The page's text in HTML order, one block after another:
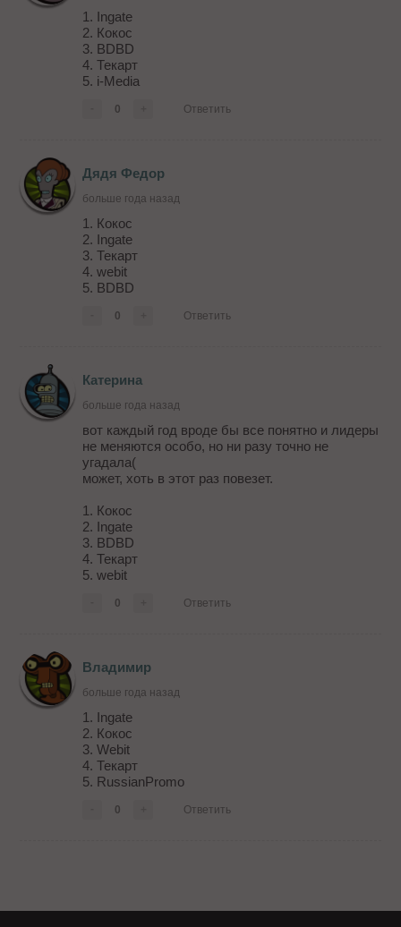
1. Ingate
2. Кокос
3. BDBD
4. Текарт
5. i-Media
0 Ответить
Дядя Федор
больше года назад
1. Кокос
2. Ingate
3. Текарт
4. webit
5. BDBD
0 Ответить
Катерина
больше года назад
вот каждый год вроде бы все понятно и лидеры
не меняются особо, но ни разу точно не
угадала(
может, хоть в этот раз повезет.
1. Кокос
2. Ingate
3. BDBD
4. Текарт
5. webit
0 Ответить
Владимир
больше года назад
1. Ingate
2. Кокос
3. Webit
4. Текарт
5. RussianPromo
0 Ответить